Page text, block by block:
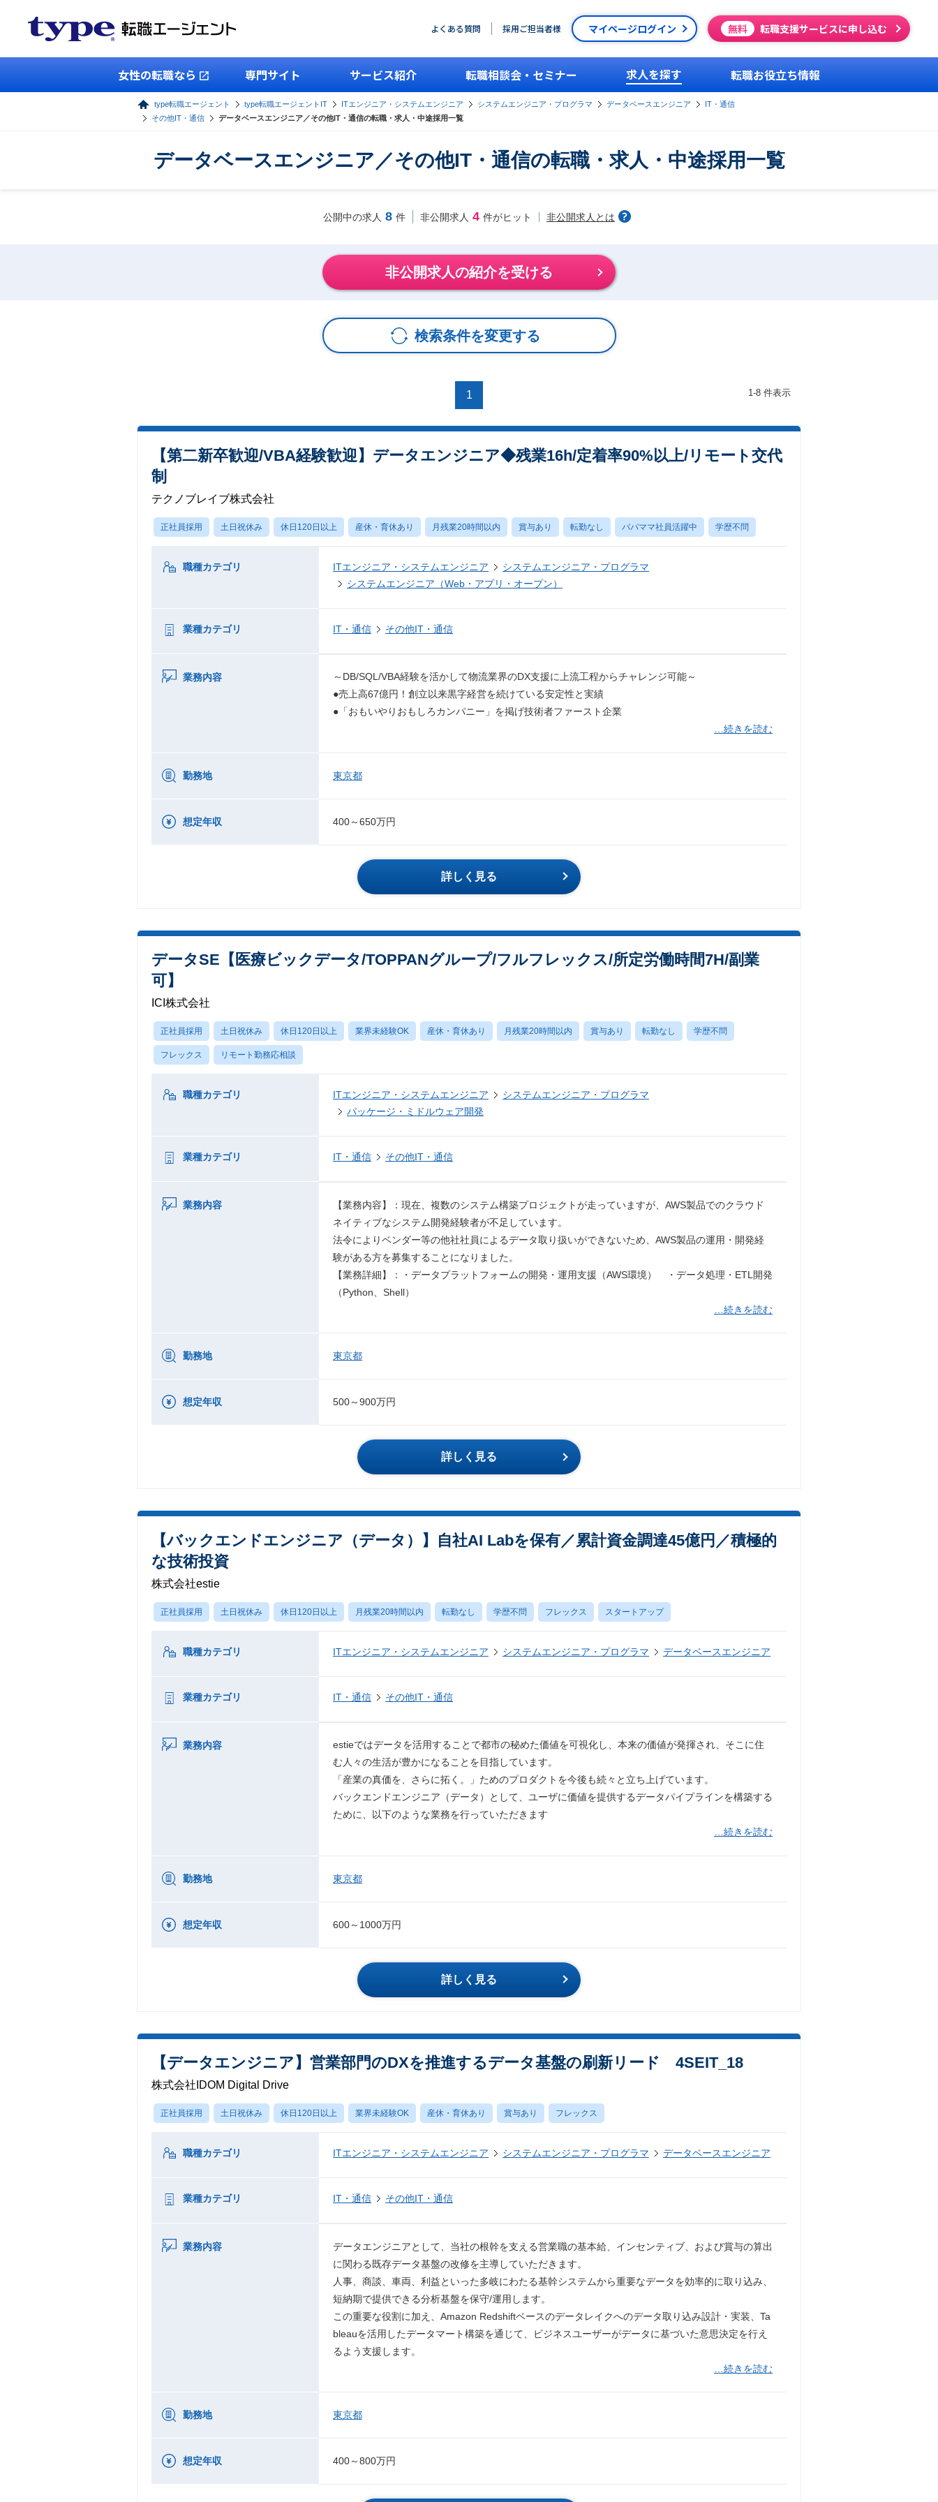
よくある質問 採用ご担当者様 マイページログイン 無料 転職支援サービスに申し込む
女性の転職なら 専門サイト サービス紹介 転職相談会・セミナー 求人を探す 転職お役立ち情報
type転職エージェント type転職エージェントIT ITエンジニア・システムエンジニア システムエンジニア・プログラマ データベースエンジニア
IT・通信
その他IT・通信
データベースエンジニア／その他IT・通信の転職・求人・中途採用一覧
データベースエンジニア／その他IT・通信の転職・求人・中途採用一覧
公開中の求人 8 件 非公開求人 4 件がヒット 非公開求人とは
非公開求人の紹介を受ける
検索条件を変更する
1 1-8 件表示
【第二新卒歓迎/VBA経験歓迎】データエンジニア◆残業16h/定着率90%以上/リモート交代
制
テクノブレイブ株式会社
正社員採用 土日祝休み 休日120日以上 産休・育休あり 月残業20時間以内 賞与あり 転勤なし パパママ社員活躍中 学歴不問
職種カテゴリ ITエンジニア・システムエンジニア
システムエンジニア・プログラマ
システムエンジニア（Web・アプリ・オープン）
業種カテゴリ IT・通信 その他IT・通信
業務内容
～DB/SQL/VBA経験を活かして物流業界のDX支援に上流工程からチャレンジ可能～
●売上高67億円！創立以来黒字経営を続けている安定性と実績
●「おもいやりおもしろカンパニー」を掲げ技術者ファースト企業
…続きを読む
勤務地 東京都
想定年収 400～650万円
詳しく見る
データSE【医療ビックデータ/TOPPANグループ/フルフレックス/所定労働時間7H/副業
可】
ICI株式会社
正社員採用 土日祝休み 休日120日以上 業界未経験OK 産休・育休あり 月残業20時間以内 賞与あり 転勤なし 学歴不問
フレックス リモート勤務応相談
職種カテゴリ ITエンジニア・システムエンジニア
システムエンジニア・プログラマ
パッケージ・ミドルウェア開発
業種カテゴリ IT・通信 その他IT・通信
業務内容
【業務内容】：現在、複数のシステム構築プロジェクトが走っていますが、AWS製品でのクラウド
ネイティブなシステム開発経験者が不足しています。
法令によりベンダー等の他社社員によるデータ取り扱いができないため、AWS製品の運用・開発経
験がある方を募集することになりました。
【業務詳細】：・データプラットフォームの開発・運用支援（AWS環境） ・データ処理・ETL開発
（Python、Shell）
…続きを読む
勤務地 東京都
想定年収 500～900万円
詳しく見る
【バックエンドエンジニア（データ）】自社AI Labを保有／累計資金調達45億円／積極的
な技術投資
株式会社estie
正社員採用 土日祝休み 休日120日以上 月残業20時間以内 転勤なし 学歴不問 フレックス スタートアップ
職種カテゴリ ITエンジニア・システムエンジニア システムエンジニア・プログラマ データベースエンジニア
業種カテゴリ IT・通信 その他IT・通信
業務内容
estieではデータを活用することで都市の秘めた価値を可視化し、本来の価値が発揮され、そこに住
む人々の生活が豊かになることを目指しています。
「産業の真価を、さらに拓く。」ためのプロダクトを今後も続々と立ち上げています。
バックエンドエンジニア（データ）として、ユーザに価値を提供するデータパイプラインを構築する
ために、以下のような業務を行っていただきます
…続きを読む
勤務地 東京都
想定年収 600～1000万円
詳しく見る
【データエンジニア】営業部門のDXを推進するデータ基盤の刷新リード 4SEIT_18
株式会社IDOM Digital Drive
正社員採用 土日祝休み 休日120日以上 業界未経験OK 産休・育休あり 賞与あり フレックス
職種カテゴリ ITエンジニア・システムエンジニア システムエンジニア・プログラマ データベースエンジニア
業種カテゴリ IT・通信 その他IT・通信
業務内容
データエンジニアとして、当社の根幹を支える営業職の基本給、インセンティブ、および賞与の算出
に関わる既存データ基盤の改修を主導していただきます。
人事、商談、車両、利益といった多岐にわたる基幹システムから重要なデータを効率的に取り込み、
短納期で提供できる分析基盤を保守/運用します。
この重要な役割に加え、Amazon Redshiftベースのデータレイクへのデータ取り込み設計・実装、Ta
bleauを活用したデータマート構築を通じて、ビジネスユーザーがデータに基づいた意思決定を行え
るよう支援します。
…続きを読む
勤務地 東京都
想定年収 400～800万円